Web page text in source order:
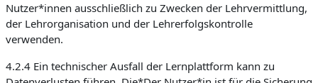
Nutzer*innen ausschließlich zu Zwecken der Lehrvermittlung,
der Lehrorganisation und der Lehrerfolgskontrolle
verwenden.
4.2.4 Ein technischer Ausfall der Lernplattform kann zu